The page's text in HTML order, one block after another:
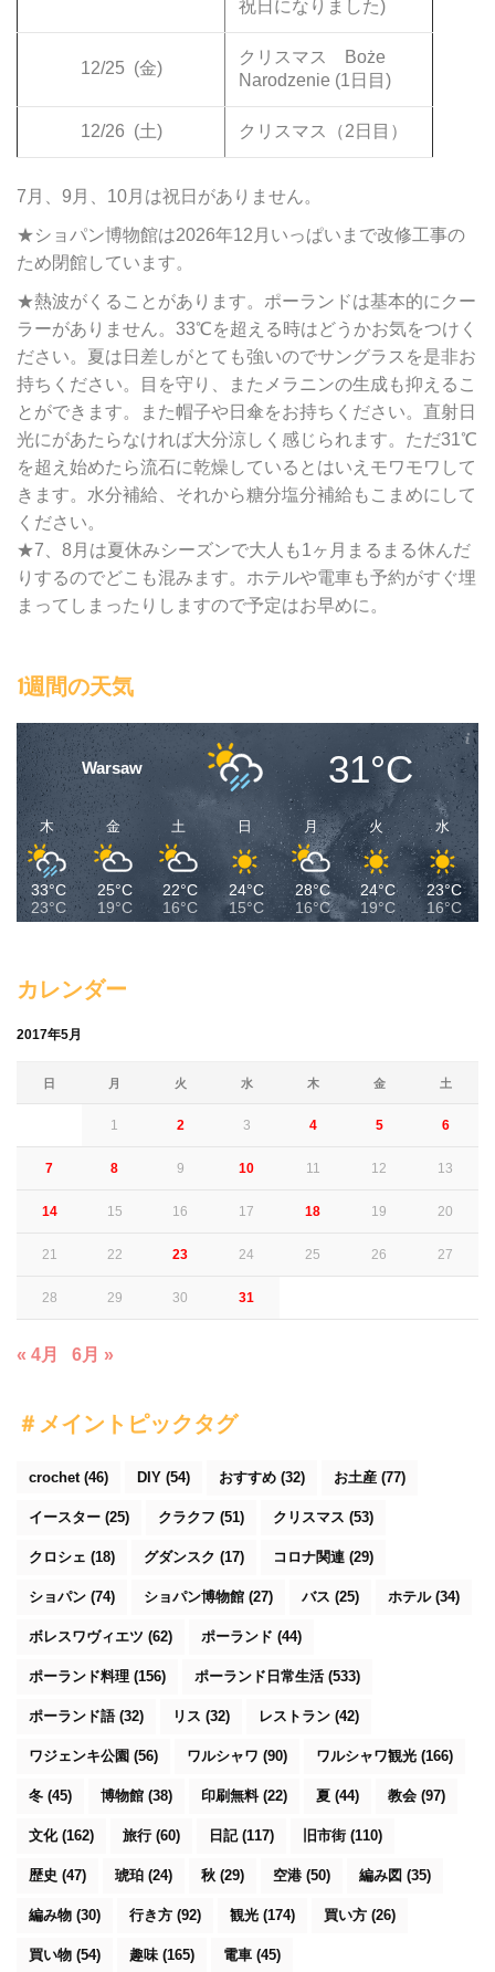
祝日になりました)
12/25 (金)
クリスマス Boże
Narodzenie (1日目)
12/26 (土) クリスマス（2日目）
7月、9月、10月は祝日がありません。
★ショパン博物館は2026年12月いっぱいまで改修工事の
ため閉館しています。
★熱波がくることがあります。ポーランドは基本的にクー
ラーがありません。33℃を超える時はどうかお気をつけく
ださい。夏は日差しがとても強いのでサングラスを是非お
持ちください。目を守り、またメラニンの生成も抑えるこ
とができます。また帽子や日傘をお持ちください。直射日
光にがあたらなければ大分涼しく感じられます。ただ31℃
を超え始めたら流石に乾燥しているとはいえモワモワして
きます。水分補給、それから糖分塩分補給もこまめにして
ください。
★7、8月は夏休みシーズンで大人も1ヶ月まるまる休んだ
りするのでどこも混みます。ホテルや電車も予約がすぐ埋
まってしまったりしますので予定はお早めに。
1週間の天気
Warsaw 31°C
木
33°C
23°C
金
25°C
19°C
土
22°C
16°C
日
24°C
15°C
月
28°C
16°C
火
24°C
19°C
水
23°C
16°C
カレンダー
2017年5月
日 月 火 水 木 金 土
1 2 3 4 5 6
7 8 9 10 11 12 13
14 15 16 17 18 19 20
21 22 23 24 25 26 27
28 29 30 31
« 4月 6月 »
＃メイントピックタグ
crochet(46) DIY (54) おすすめ (32) お土産 (77)
イースター (25) クラクフ (51) クリスマス (53)
クロシェ (18) グダンスク (17) コロナ関連 (29)
ショパン (74) ショパン博物館 (27) バス (25) ホテル(34)
ボレスワヴィエツ (62) ポーランド (44)
ポーランド料理 (156) ポーランド日常生活(533)
ポーランド語(32) リス (32) レストラン (42)
ワジェンキ公園 (56) ワルシャワ (90) ワルシャワ観光 (166)
冬 (45) 博物館 (38) 印刷無料(22) 夏 (44) 教会 (97)
文化(162) 旅行 (60) 日記(117) 旧市街 (110)
歴史 (47) 琥珀 (24) 秋 (29) 空港 (50) 編み図 (35)
編み物 (30) 行き方 (92) 観光 (174) 買い方 (26)
買い物 (54) 趣味(165) 電車 (45)